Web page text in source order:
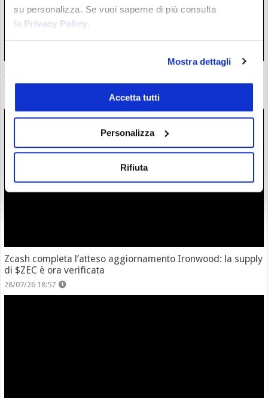
su personalizza. Se vuoi saperne di più consulta
la Privacy Policy.
Mostra dettagli
Accetta tutti
Personalizza
Rifiuta
Il “nuovo Warren Buffett” crolla insieme all’AI. Da marzo
però è ancora leader
Zcash completa l’atteso aggiornamento Ironwood: la supply
di $ZEC è ora verificata
28/07/26 18:57